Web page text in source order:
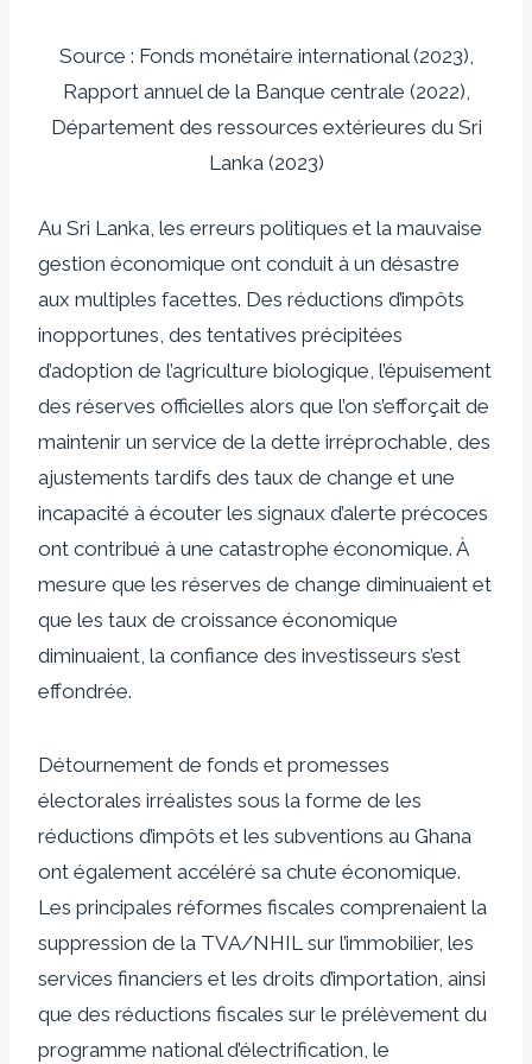
Source : Fonds monétaire international (2023),
Rapport annuel de la Banque centrale (2022),
Département des ressources extérieures du Sri
Lanka (2023)
Au Sri Lanka, les erreurs politiques et la mauvaise
gestion économique ont conduit à un désastre
aux multiples facettes. Des réductions d’impôts
inopportunes, des tentatives précipitées
d’adoption de l’agriculture biologique, l’épuisement
des réserves officielles alors que l’on s’efforçait de
maintenir un service de la dette irréprochable, des
ajustements tardifs des taux de change et une
incapacité à écouter les signaux d’alerte précoces
ont contribué à une catastrophe économique. À
mesure que les réserves de change diminuaient et
que les taux de croissance économique
diminuaient, la confiance des investisseurs s’est
effondrée.
Détournement de fonds et promesses
électorales irréalistes sous la forme de les
réductions d’impôts et les subventions au Ghana
ont également accéléré sa chute économique.
Les principales réformes fiscales comprenaient la
suppression de la TVA/NHIL sur l’immobilier, les
services financiers et les droits d’importation, ainsi
que des réductions fiscales sur le prélèvement du
programme national d’électrification, le